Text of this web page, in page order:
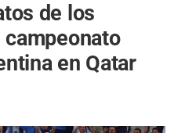
de los
en Qatar